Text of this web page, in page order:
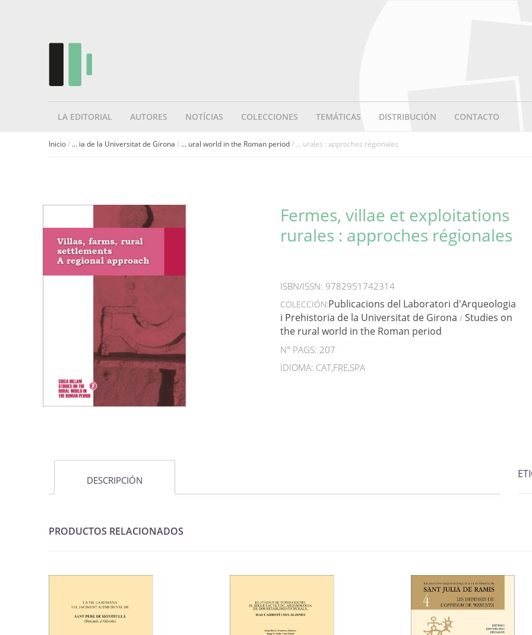
LA EDITORIAL AUTORES NOTÍCIAS COLECCIONES TEMÁTICAS DISTRIBUCIÓN CONTACTO
Inicio/ ... ia de la Universitat de Girona / ... ural world in the Roman period/ ... urales : approches régionales
Fermes, villae et exploitations
rurales : approches régionales
ISBN/ISSN: 9782951742314
COLECCIÓN:Publicacions del Laboratori d'Arqueologia
i Prehistoria de la Universitat de Girona / Studies on
the rural world in the Roman period
N° PAGS: 207
IDIOMA: CAT,FRE,SPA
DESCRIPCIÓN
PRODUCTOS RELACIONADOS